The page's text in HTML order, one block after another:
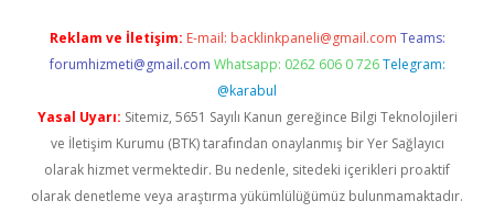
Reklam ve İletişim: E-mail: backlinkpaneli@gmail.com Teams:
forumhizmeti@gmail.com Whatsapp: 0262 606 0 726 Telegram:
@karabul
Yasal Uyarı: Sitemiz, 5651 Sayılı Kanun gereğince Bilgi Teknolojileri
ve İletişim Kurumu (BTK) tarafından onaylanmış bir Yer Sağlayıcı
olarak hizmet vermektedir. Bu nedenle, sitedeki içerikleri proaktif
olarak denetleme veya araştırma yükümlülüğümüz bulunmamaktadır.